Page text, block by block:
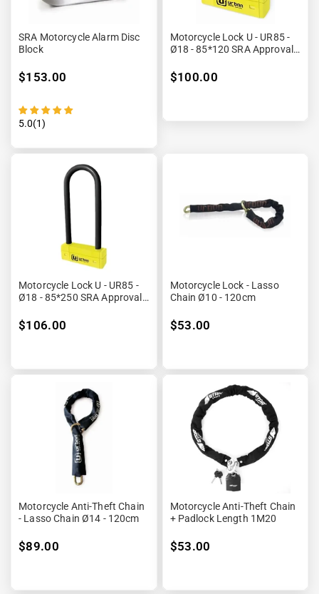
SRA Motorcycle Alarm Disc
Block
$153.00
5.0(1)
Motorcycle Lock U - UR85 -
Ø18 - 85*120 SRA Approval
$100.00
Motorcycle Lock U - UR85 -
Ø18 - 85*250 SRA Approval
$106.00
Motorcycle Lock - Lasso
Chain Ø10 - 120cm
$53.00
Motorcycle Anti-Theft Chain
- Lasso Chain Ø14 - 120cm
$89.00
Motorcycle Anti-Theft Chain
+ Padlock Length 1M20
$53.00